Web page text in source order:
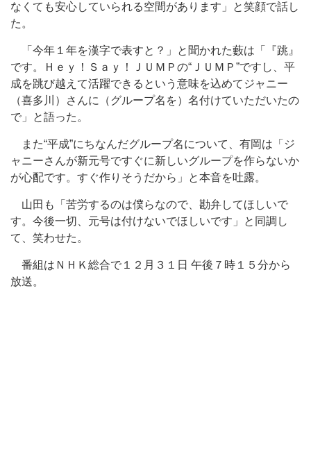
なくても安心していられる空間があります」と笑顔で話し
た。
「今年１年を漢字で表すと？」と聞かれた藪は「『跳』
です。Ｈｅｙ！Ｓａｙ！ＪＵＭＰの“ＪＵＭＰ”ですし、平
成を跳び越えて活躍できるという意味を込めてジャニー
（喜多川）さんに（グループ名を）名付けていただいたの
で」と語った。
また“平成”にちなんだグループ名について、有岡は「ジ
ャニーさんが新元号ですぐに新しいグループを作らないか
が心配です。すぐ作りそうだから」と本音を吐露。
山田も「苦労するのは僕らなので、勘弁してほしいで
す。今後一切、元号は付けないでほしいです」と同調し
て、笑わせた。
番組はＮＨＫ総合で１２月３１日 午後７時１５分から
放送。